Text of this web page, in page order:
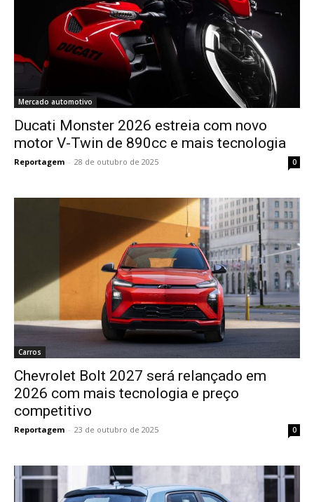
Mercado automotivo
Ducati Monster 2026 estreia com novo
motor V-Twin de 890cc e mais tecnologia
Reportagem - 28 de outubro de 2025 0
Carros
Chevrolet Bolt 2027 será relançado em
2026 com mais tecnologia e preço
competitivo
Reportagem - 23 de outubro de 2025 0